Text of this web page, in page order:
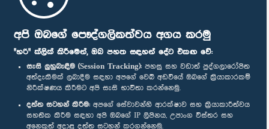
අපි ඔබගේ පෞද්ගලිකත්වය අගය කරමු
"හරි" ක්ලික් කිරීමෙන්, ඔබ පහත සඳහන් දේට එකඟ වේ:
සැසි ලුහුබැඳීම (Session Tracking): පහසු සහ වඩාත් පුද්ගලාරෝපිත
අත්දැකීමක් ලබාදීම සඳහා අපගේ වෙබ් අඩවියේ ඔබගේ ක්‍රියාකාරකම්
නිරීක්ෂණය කිරීමට අපි සැසි භාවිතා කරන්නෙමු.
දත්ත සටහන් කිරීම: අපගේ සේවාවන්හි ආරක්ෂාව සහ ක්‍රියාකාරීත්වය
සහතික කිරීම සඳහා අපි ඔබගේ IP ලිපිනය, උපාංග විස්තර සහ
අනෙකුත් අදාළ දත්ත සටහන් කරගන්නෙමු.
පාර්ලිමේන්තු ජංගම යෙදුම
අප හා සම්බන්ධ වී සිටින්න :